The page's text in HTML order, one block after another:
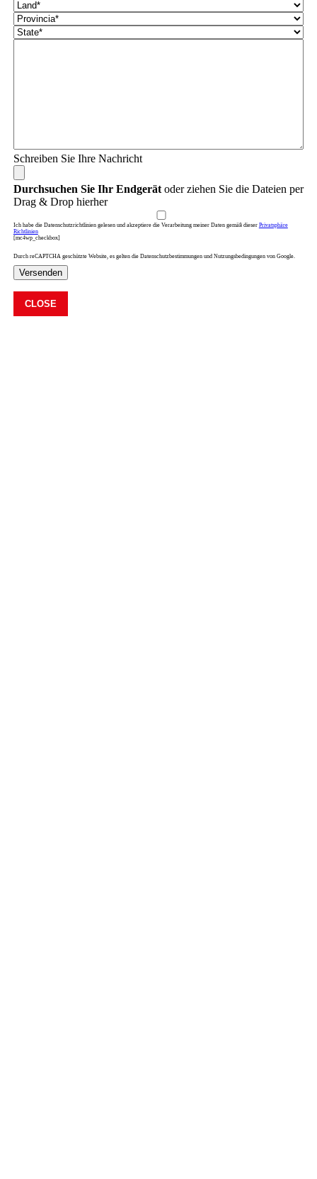
Schreiben Sie Ihre Nachricht
Durchsuchen Sie Ihr Endgerätoder ziehen Sie die Dateien per
Drag & Drop hierher
Ich habe die Datenschutzrichtlinien gelesen und akzeptiere die Verarbeitung meiner Daten gemäß dieser Privatsphäre
Richtlinien
[mc4wp_checkbox]
Durch reCAPTCHA geschützte Website, es gelten die Datenschutzbestimmungen und Nutzungsbedingungen von Google.
Versenden
CLOSE